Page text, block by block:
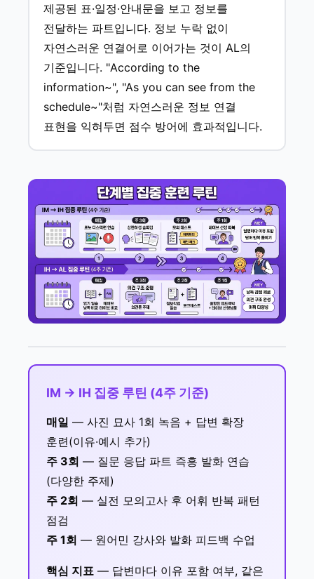
제공된 표·일정·안내문을 보고 정보를
전달하는 파트입니다. 정보 누락 없이
자연스러운 연결어로 이어가는 것이 AL의
기준입니다. "According to the
information~", "As you can see from the
schedule~"처럼 자연스러운 정보 연결
표현을 익혀두면 점수 방어에 효과적입니다.
IM → IH 집중 루틴 (4주 기준)
매일 — 사진 묘사 1회 녹음 + 답변 확장
훈련(이유·예시 추가)
주 3회 — 질문 응답 파트 즉흥 발화 연습
(다양한 주제)
주 2회 — 실전 모의고사 후 어휘 반복 패턴
점검
주 1회 — 원어민 강사와 발화 피드백 수업
핵심 지표— 답변마다 이유 포함 여부, 같은